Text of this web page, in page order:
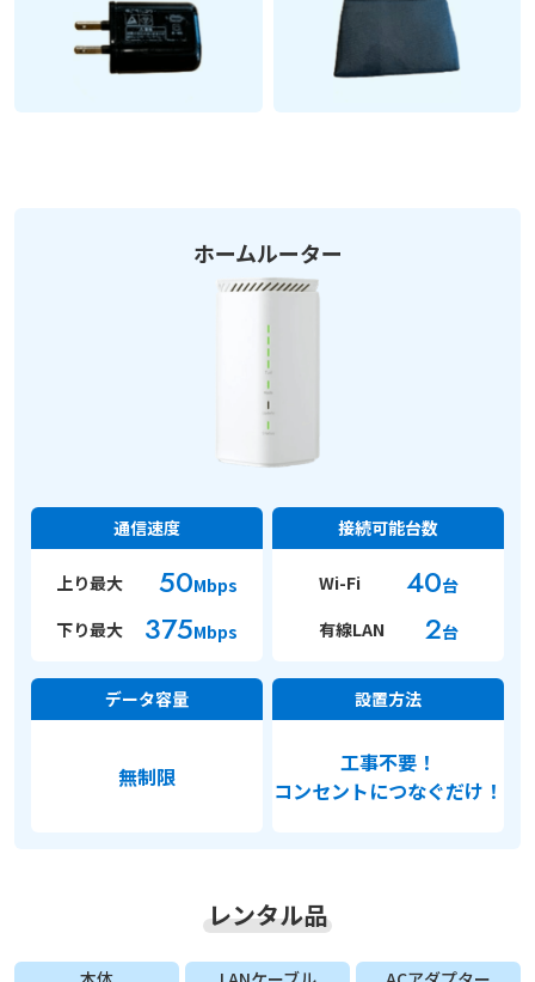
ホームルーター
通信速度
上り最大 50Mbps
下り最大
375Mbps
接続可能台数
Wi-Fi 40台
有線LAN
2台
データ容量
無制限
設置方法
工事不要！
コンセントにつなぐだけ！
レンタル品